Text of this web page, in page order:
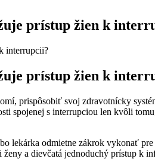
prístup žien k
interrupcii?
prístup žien k
prispôsobiť svoj zdravotnícky
spojenej s interrupciou len kvôli
lekárka odmietne zákrok vykonať
a dievčatá jednoduchý prístup k